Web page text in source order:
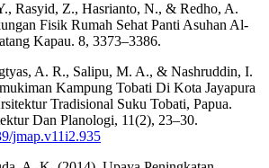
Rasyid, Z., Hasrianto, N., & Redho, A.
Fisik Rumah Sehat Panti Asuhan Al-
Kapau. 8, 3373–3386.
A. R., Salipu, M. A., & Nashruddin, I.
Kampung Tobati Di Kota Jayapura
Tradisional Suku Tobati, Papua.
Dan Planologi, 11(2), 23–30.
jmap.v11i2.935